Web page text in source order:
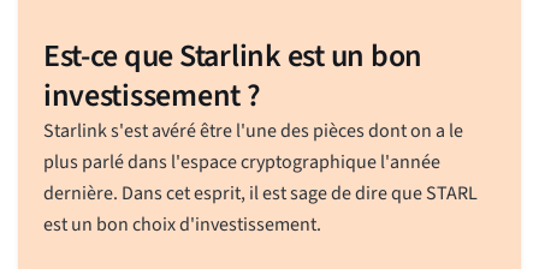
Est-ce que Starlink est un bon
investissement ?
Starlink s'est avéré être l'une des pièces dont on a le
plus parlé dans l'espace cryptographique l'année
dernière. Dans cet esprit, il est sage de dire que STARL
est un bon choix d'investissement.